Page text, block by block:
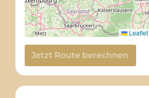
Leaflet
Jetzt Route berechnen